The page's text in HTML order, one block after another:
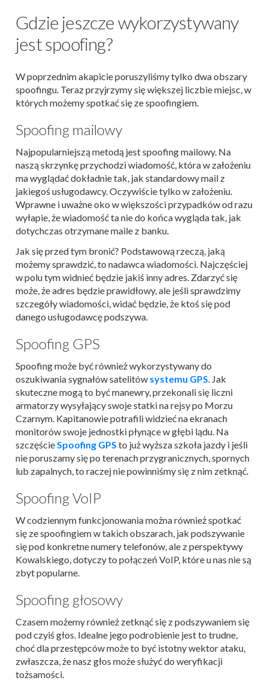
Gdzie jeszcze wykorzystywany
jest spoofing?
W poprzednim akapicie poruszyliśmy tylko dwa obszary
spoofingu. Teraz przyjrzymy się większej liczbie miejsc, w
których możemy spotkać się ze spoofingiem.
Spoofing mailowy
Najpopularniejszą metodą jest spoofing mailowy. Na
naszą skrzynkę przychodzi wiadomość, która w założeniu
ma wyglądać dokładnie tak, jak standardowy mail z
jakiegoś usługodawcy. Oczywiście tylko w założeniu.
Wprawne i uważne oko w większości przypadków od razu
wyłapie, że wiadomość ta nie do końca wygląda tak, jak
dotychczas otrzymane maile z banku.
Jak się przed tym bronić? Podstawową rzeczą, jaką
możemy sprawdzić, to nadawca wiadomości. Najczęściej
w polu tym widnieć będzie jakiś inny adres. Zdarzyć się
może, że adres będzie prawidłowy, ale jeśli sprawdzimy
szczegóły wiadomości, widać będzie, że ktoś się pod
danego usługodawcę podszywa.
Spoofing GPS
Spoofing może być również wykorzystywany do
oszukiwania sygnałów satelitów systemu GPS . Jak
skuteczne mogą to być manewry, przekonali się liczni
armatorzy wysyłający swoje statki na rejsy po Morzu
Czarnym. Kapitanowie potrafili widzieć na ekranach
monitorów swoje jednostki płynące w głębi lądu. Na
szczęście Spoofing GPS to już wyższa szkoła jazdy i jeśli
nie poruszamy się po terenach przygranicznych, spornych
lub zapalnych, to raczej nie powinniśmy się z nim zetknąć.
Spoofing VoIP
W codziennym funkcjonowania można również spotkać
się ze spoofingiem w takich obszarach, jak podszywanie
się pod konkretne numery telefonów, ale z perspektywy
Kowalskiego, dotyczy to połączeń VoIP, które u nas nie są
zbyt popularne.
Spoofing głosowy
Czasem możemy również zetknąć się z podszywaniem się
pod czyiś głos. Idealne jego podrobienie jest to trudne,
choć dla przestępców może to być istotny wektor ataku,
zwłaszcza, że nasz głos może służyć do weryfikacji
tożsamości.